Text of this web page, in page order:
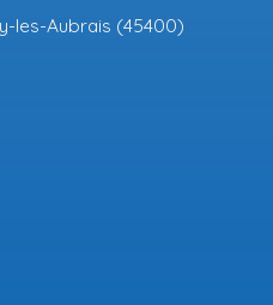
les-Aubrais (45400)